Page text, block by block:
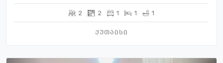
2 2 1 1 1
ქუთაისი